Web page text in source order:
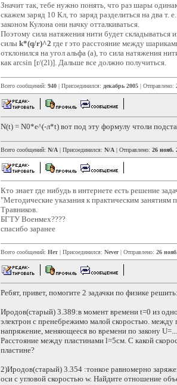
Значит так, тебе нужно понять, что раз шары
скажем заряд 10 Кл, то заряд разделиться на два
законом Кулона они начку отталкиваться.
Поэтому сила натяжения нити будет складываться
силы k*(q/r)^2 где r это расстояние между
отклонился на угол альфа (а), то сила натяжения
как arcsin [r/(2l)]. Дальше все должно получиться.
Всего сообщений: 940 | Присоединился: декабрь 2005 | Отправлено:
N(t) = N0*e^(-л*t) вот под эту формулу чтоли
Всего сообщений: N/A | Присоединился: N/A | Отправлено: 26 нояб.
Кто знает где нибудь в интернете есть решение
"Методические указания к практическим
Травников.
БГТУ Военмех????
спасибо заранее
Всего сообщений: Нет | Присоединился: Never| Отправлено: 26
Ребят, привет, помогите 2 задачки по физике
Иродов(старый) 3.389:в момент времени t=0 из
электрон с пренебрежимо малой скоростью.
напряжение, меняющееся во времени по закону U=...
Расстояние между пластинами l=5см. С какой
пластине?
2)Иродов(старый) 3.354 :тонкое равномерно
оси с угловой скоростью w. Найдите отношение